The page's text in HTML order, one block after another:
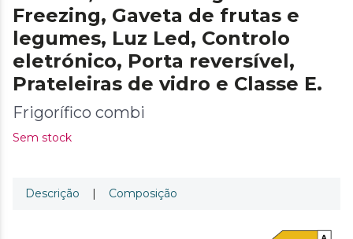
Freezing, Gaveta de frutas e
legumes, Luz Led, Controlo
eletrónico, Porta reversível,
Prateleiras de vidro e Classe E.
Frigorífico combi
Sem stock
Descrição | Composição